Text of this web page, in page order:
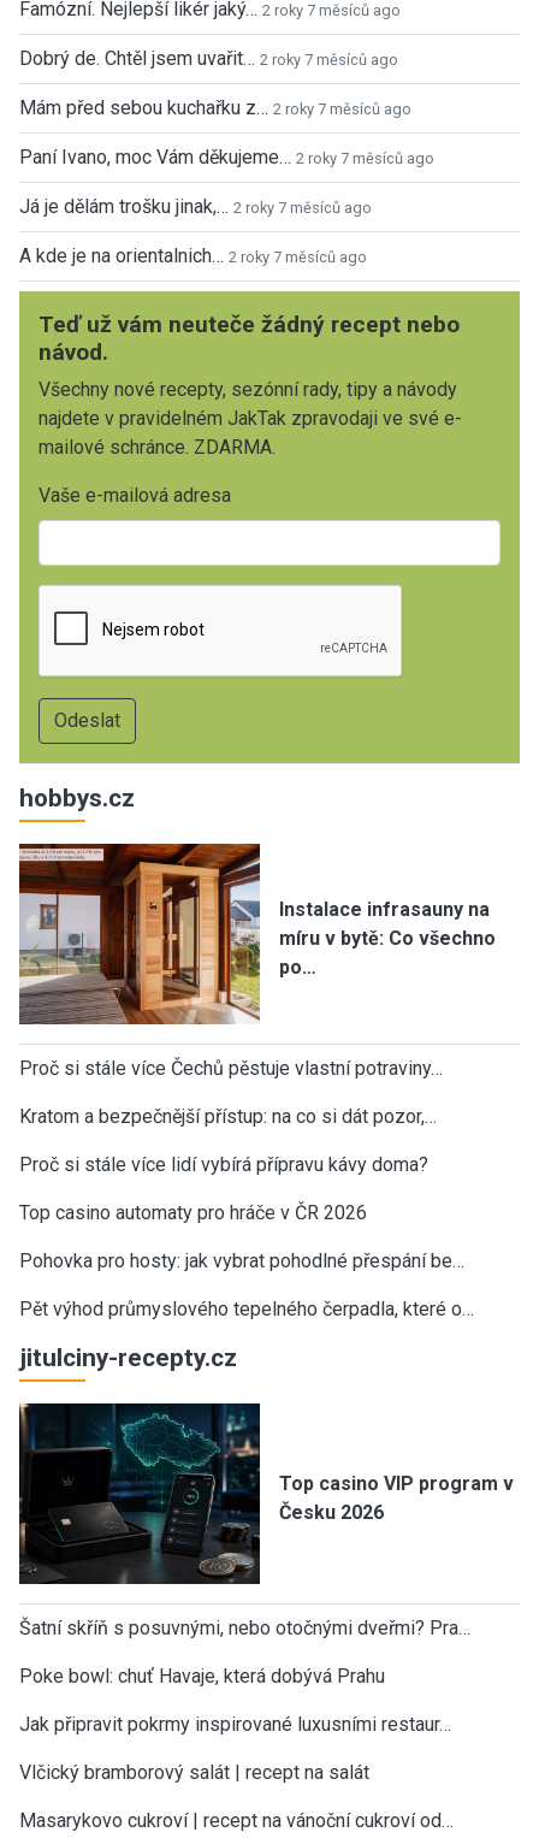
Famózní. Nejlepší likér jaký… 2 roky 7 měsíců ago
Dobrý de. Chtěl jsem uvařit… 2 roky 7 měsíců ago
Mám před sebou kuchařku z… 2 roky 7 měsíců ago
Paní Ivano, moc Vám děkujeme… 2 roky 7 měsíců ago
Já je dělám trošku jinak,… 2 roky 7 měsíců ago
A kde je na orientalnich… 2 roky 7 měsíců ago
Teď už vám neuteče žádný recept nebo
návod.
Všechny nové recepty, sezónní rady, tipy a návody
najdete v pravidelném JakTak zpravodaji ve své e-
mailové schránce. ZDARMA.
Vaše e-mailová adresa
hobbys.cz
Instalace infrasauny na
míru v bytě: Co všechno
po…
Proč si stále více Čechů pěstuje vlastní potraviny…
Kratom a bezpečnější přístup: na co si dát pozor,…
Proč si stále více lidí vybírá přípravu kávy doma?
Top casino automaty pro hráče v ČR 2026
Pohovka pro hosty: jak vybrat pohodlné přespání be…
Pět výhod průmyslového tepelného čerpadla, které o…
jitulciny-recepty.cz
Top casino VIP program v
Česku 2026
Šatní skříň s posuvnými, nebo otočnými dveřmi? Pra…
Poke bowl: chuť Havaje, která dobývá Prahu
Jak připravit pokrmy inspirované luxusními restaur…
Vlčický bramborový salát | recept na salát
Masarykovo cukroví | recept na vánoční cukroví od…